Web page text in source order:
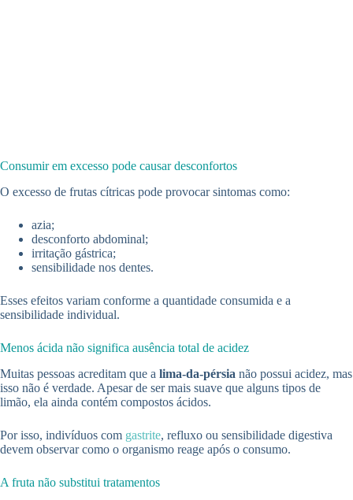
Consumir em excesso pode causar desconfortos
O excesso de frutas cítricas pode provocar sintomas como:
azia;
desconforto abdominal;
irritação gástrica;
sensibilidade nos dentes.
Esses efeitos variam conforme a quantidade consumida e a
sensibilidade individual.
Menos ácida não significa ausência total de acidez
Muitas pessoas acreditam que a lima-da-pérsia não possui acidez, mas
isso não é verdade. Apesar de ser mais suave que alguns tipos de
limão, ela ainda contém compostos ácidos.
Por isso, indivíduos com gastrite, refluxo ou sensibilidade digestiva
devem observar como o organismo reage após o consumo.
A fruta não substitui tratamentos